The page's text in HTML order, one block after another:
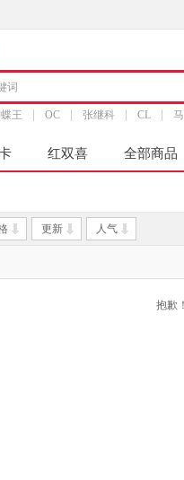
王 OC 张继科 CL
红双喜 全部商品
更新 人气
抱歉